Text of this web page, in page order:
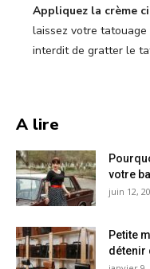
Appliquez la crème
laissez votre tatouage
interdit de gratter le
A lire
votre
juin 12,
Petite
détenir